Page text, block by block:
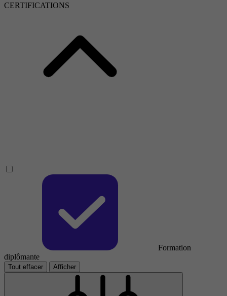
CERTIFICATIONS
Formation
diplômante
Tout effacer Afficher